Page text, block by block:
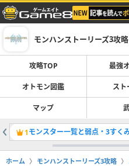
モンハンストーリーズ3攻略
攻略TOP 最強
オトモン図鑑 スト
マップ
1モンスター一覧と弱点・3すく
ホーム モンハンストーリーズ3攻略